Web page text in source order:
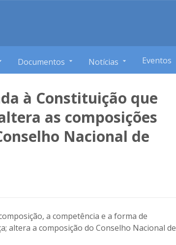
Documentos Notícias Eventos
à Constituição que
as composições
Nacional de
a competência e a forma de
altera a composição do Conselho Nacional de